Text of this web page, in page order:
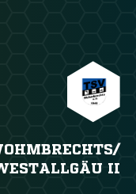
II